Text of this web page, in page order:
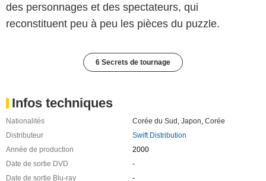
des personnages et des spectateurs, qui
reconstituent peu à peu les pièces du puzzle.
6 Secrets de tournage
Infos techniques
Nationalités Corée du Sud , Japon, Corée
Distributeur
Swift Distribution
Année de production
2000
Date de sortie DVD
-
Date de sortie Blu-ray
-